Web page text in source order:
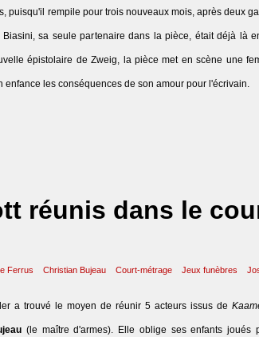
puisqu'il rempile pour trois nouveaux mois, après deux
sa seule partenaire dans la pièce, était déjà là
épistolaire de Zweig, la pièce met en scène une
les conséquences de son amour pour l'écrivain.
réunis dans le
Ferrus Christian Bujeau Court-métrage Jeux funèbres
a trouvé le moyen de réunir 5 acteurs issus de
(le maître d'armes). Elle oblige ses enfants joués